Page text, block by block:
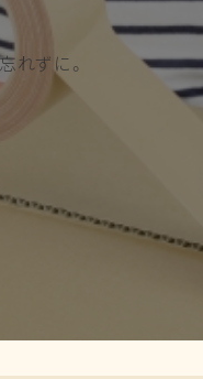
れずに。